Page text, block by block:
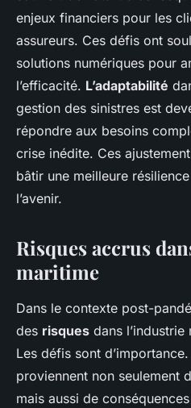
enjeux financiers pour les
assureurs. Ces défis ont
solutions numériques pour
l’efficacité. L’adaptabilité
gestion des sinistres est
répondre aux besoins
crise inédite. Ces
bâtir une meilleure
l’avenir.
Risques accrus
maritime
Dans le contexte post-
des risques dans
Les défis sont
proviennent non seulement
mais aussi de